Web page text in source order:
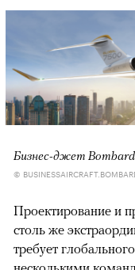
Бизнес-джет
©
Проектирование и
столь же
требует